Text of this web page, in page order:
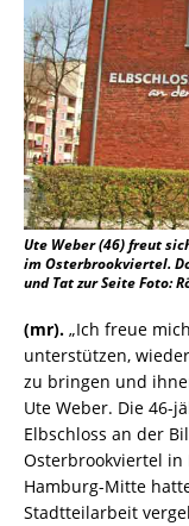
Ute Weber (46) freut
im Osterbrookviertel.
und Tat zur Seite Foto:
(mr). „Ich freue
unterstützen,
zu bringen und
Ute Weber. Die 46-
Elbschloss an der
Osterbrookviertel in
Hamburg-Mitte
Stadtteilarbeit